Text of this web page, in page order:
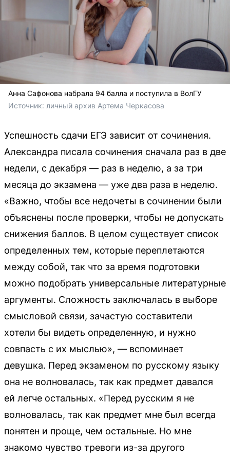
Анна Сафонова набрала 94 балла и поступила в ВолГУ
Источник: личный архив Артема Черкасова
Успешность сдачи ЕГЭ зависит от сочинения.
Александра писала сочинения сначала раз в две
недели, с декабря — раз в неделю, а за три
месяца до экзамена — уже два раза в неделю.
«Важно, чтобы все недочеты в сочинении были
объяснены после проверки, чтобы не допускать
снижения баллов. В целом существует список
определенных тем, которые переплетаются
между собой, так что за время подготовки
можно подобрать универсальные литературные
аргументы. Сложность заключалась в выборе
смысловой связи, зачастую составители
хотели бы видеть определенную, и нужно
совпасть с их мыслью», — вспоминает
девушка. Перед экзаменом по русскому языку
она не волновалась, так как предмет давался
ей легче остальных. «Перед русским я не
волновалась, так как предмет мне был всегда
понятен и проще, чем остальные. Но мне
знакомо чувство тревоги из-за другого